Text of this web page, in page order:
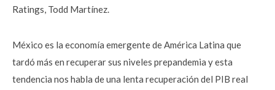
Ratings, Todd Martínez.
México es la economía emergente de América Latina que
tardó más en recuperar sus niveles prepandemia y esta
tendencia nos habla de una lenta recuperación del PIB real